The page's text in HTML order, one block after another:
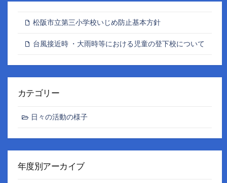
松阪市立第三小学校いじめ防止基本方針
台風接近時 ・大雨時等における児童の登下校について
カテゴリー
日々の活動の様子
年度別アーカイブ